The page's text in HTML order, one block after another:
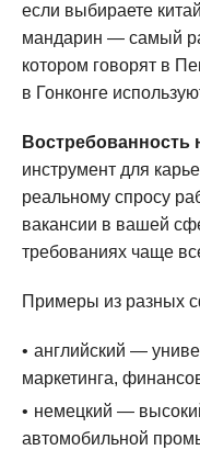
если выбираете
мандарин — самый
котором говорят в
в Гонконге
Востребованность
инструмент для
реальному спросу
вакансии в вашей
требованиях чаще
Примеры из разных
английский —
маркетинга,
немецкий —
автомобильной